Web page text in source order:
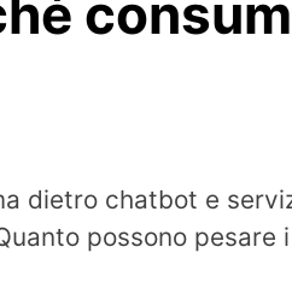
dietro chatbot e
possono pesare